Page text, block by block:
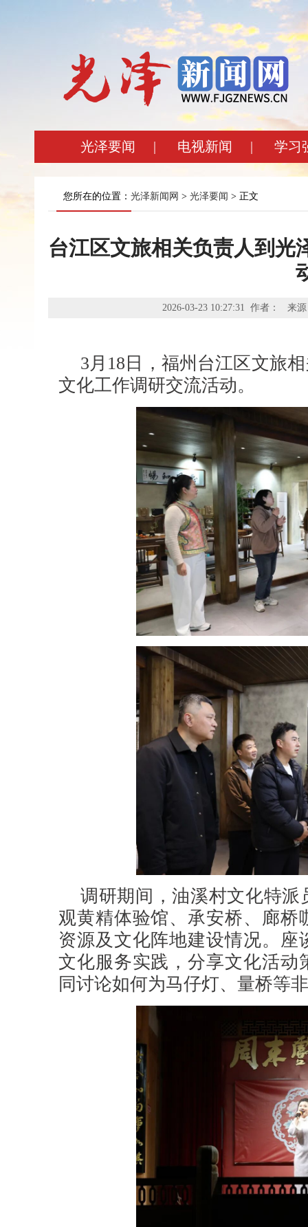
光泽要闻 | 电视新闻 | 学习
您所在的位置： 光泽新闻网 > 光泽要闻 > 正文
台江区文旅相关负责人到光
2026-03-23 10:27:31 作者： 来
3月18日，福州台江区文旅
文化工作调研交流活动。
调研期间，油溪村文化特
观黄精体验馆、承安桥、廊
资源及文化阵地建设情况。
文化服务实践，分享文化活动
同讨论如何为马仔灯、量桥等